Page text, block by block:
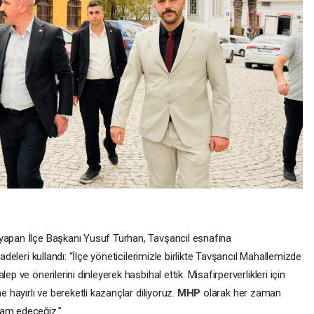
İlçe Başkanı Yusuf Turhan, Tavşancıl esnafına
kullandı: “İlçe yöneticilerimizle birlikte Tavşancıl Mahallemizde
ve önerilerini dinleyerek hasbihal ettik. Misafirperverlikleri için
hayırlı ve bereketli kazançlar diliyoruz. MHPolarak her zaman
edeceğiz.”